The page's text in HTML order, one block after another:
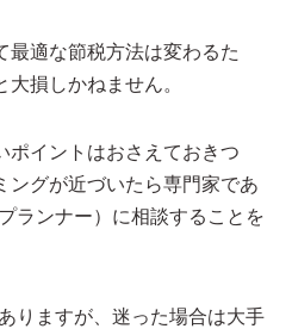
最適な節税方法は変わるた
損しかねません。
ポイントはおさえておきつ
ングが近づいたら専門家であ
ランナー）に相談することを
りますが、迷った場合は大手